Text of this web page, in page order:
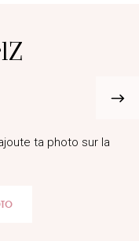
ta photo sur la